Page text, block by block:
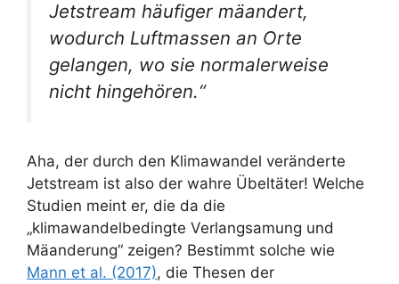
Jetstream häufiger mäandert,
wodurch Luftmassen an Orte
gelangen, wo sie normalerweise
nicht hingehören.“
Aha, der durch den Klimawandel veränderte
Jetstream ist also der wahre Übeltäter! Welche
Studien meint er, die da die
„klimawandelbedingte Verlangsamung und
Mäanderung“ zeigen? Bestimmt solche wie
Mann et al. (2017), die Thesen der